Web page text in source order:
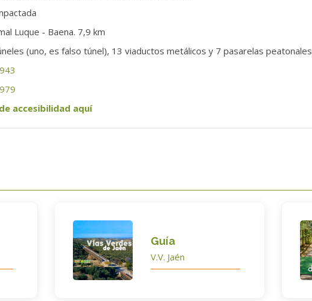
Luque - Baena. 7,9 km
(uno, es falso túnel), 13 viaductos metálicos y 7 pasarelas peatonales
accesibilidad aquí
Guía
V.V. Jaén